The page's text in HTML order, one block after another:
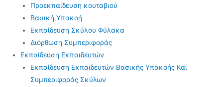
Προεκπαίδευση κουταβιού
Βασική Υπακοή
Εκπαίδευση Σκύλου Φύλακα
Διόρθωση Συμπεριφοράς
Εκπαίδευση Εκπαιδευτών
Εκπαίδευση Εκπαιδευτών Βασικής Υπακοής Και
Συμπεριφοράς Σκύλων